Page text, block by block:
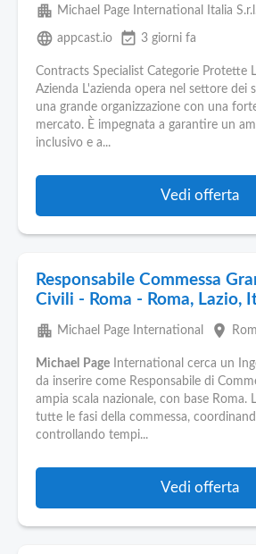
apartment Michael Page International Italia
language appcast.io event_available 3 giorni fa
Contracts Specialist Categorie Protette
Azienda L'azienda opera nel settore dei
una grande organizzazione con una
mercato. È impegnata a garantire un
inclusivo e a...
Vedi offerta
Responsabile Commessa
Civili - Roma - Roma, Lazio,
apartment Michael Page International place
Michael Page International cerca un
da inserire come Responsabile di
ampia scala nazionale, con base Roma.
tutte le fasi della commessa,
controllando tempi...
Vedi offerta